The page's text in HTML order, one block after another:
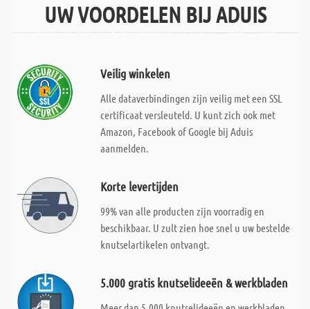
UW VOORDELEN BIJ ADUIS
Veilig winkelen
Alle dataverbindingen zijn veilig met een SSL
certificaat versleuteld. U kunt zich ook met
Amazon, Facebook of Google bij Aduis
aanmelden.
Korte levertijden
99% van alle producten zijn voorradig en
beschikbaar. U zult zien hoe snel u uw bestelde
knutselartikelen ontvangt.
5.000 gratis knutselideeën & werkbladen